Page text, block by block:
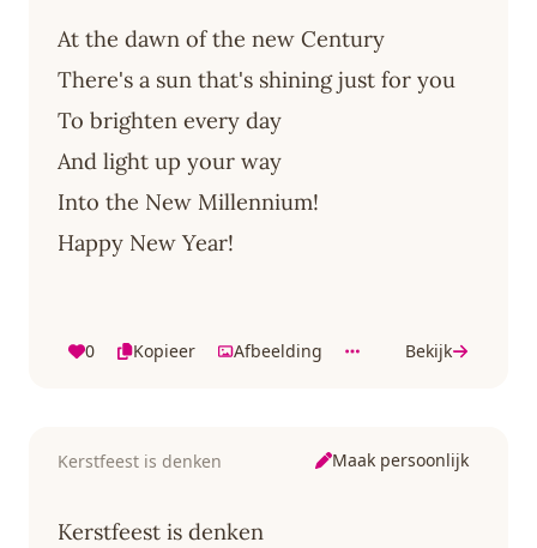
At the dawn of the new Century
There's a sun that's shining just for you
To brighten every day
And light up your way
Into the New Millennium!
Happy New Year!
0 Kopieer Afbeelding Bekijk
Kerstfeest is denken Maak persoonlijk
Kerstfeest is denken